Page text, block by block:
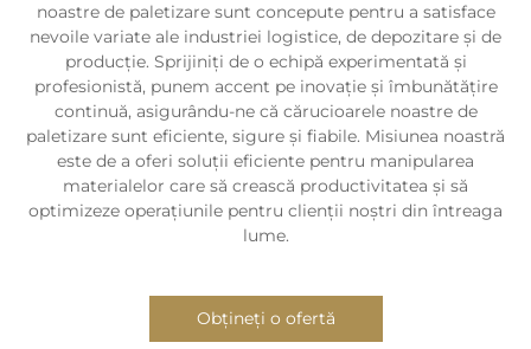
noastre de paletizare sunt concepute pentru a satisface
nevoile variate ale industriei logistice, de depozitare și de
producție. Sprijiniți de o echipă experimentată și
profesionistă, punem accent pe inovație și îmbunătățire
continuă, asigurându-ne că cărucioarele noastre de
paletizare sunt eficiente, sigure și fiabile. Misiunea noastră
este de a oferi soluții eficiente pentru manipularea
materialelor care să crească productivitatea și să
optimizeze operațiunile pentru clienții noștri din întreaga
lume.
Obțineți o ofertă